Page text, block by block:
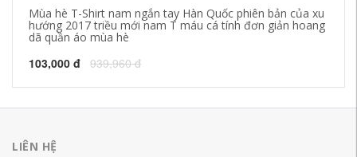
Mùa hè T-Shirt nam ngắn tay Hàn Quốc phiên bản của xu
hướng 2017 triều mới nam T máu cá tính đơn giản hoang
dã quần áo mùa hè
103,000 đ 939,960 đ
LIÊN HỆ